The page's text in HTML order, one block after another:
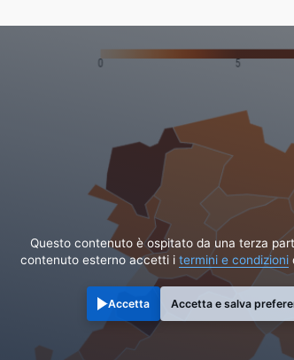
Questo contenuto è ospitato da una terza
contenuto esterno accetti i termini e condizioni
Accetta Accetta e salva